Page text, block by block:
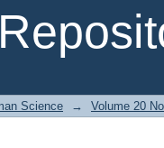
Science → Volume 20